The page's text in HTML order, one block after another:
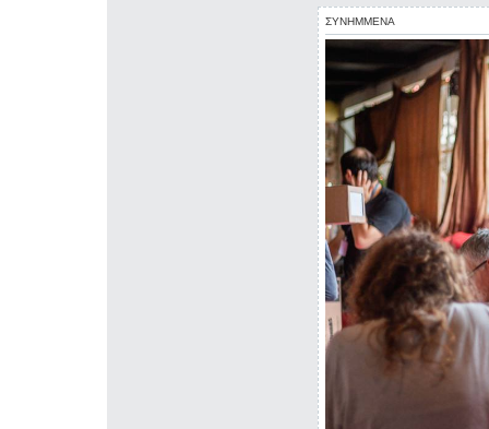
ΣΥΝΗΜΜΕΝΑ